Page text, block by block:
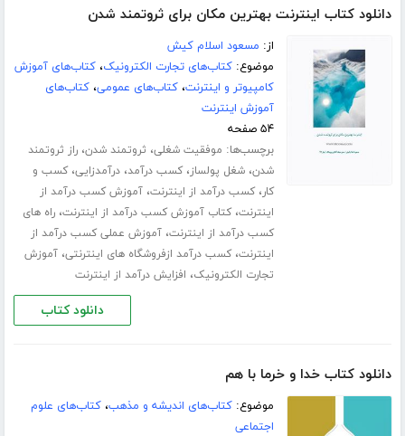
دانلود کتاب اینترنت بهترین مکان برای ثروتمند شدن
از: مسعود اسلام کیش
موضوع:کتاب‌های تجارت الکترونیک،کتاب‌های آموزش
کامپیوتر و اینترنت،کتاب‌های عمومی،کتاب‌های
آموزش اینترنت
۵۴ صفحه
برچسب‌ها: موفقیت شغلی، ثروتمند شدن،راز ثروتمند
شدن،شغل پولساز،کسب درآمد،درآمدزایی،کسب و
کار،کسب درآمد از اینترنت،آموزش کسب درآمد از
اینترنت،کتاب آموزش کسب درآمد از اینترنت،راه های
کسب درآمد از اینترنت،آموزش عملی کسب درآمد از
اینترنت،کسب درآمد ازفروشگاه های اینترنتی،آموزش
تجارت الکترونیک، افزایش درآمد از اینترنت
دانلود کتاب
دانلود کتاب خدا و خرما با هم
موضوع:کتاب‌های اندیشه و مذهب،کتاب‌های علوم
اجتماعی